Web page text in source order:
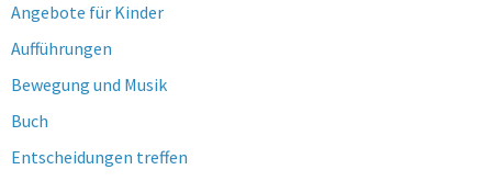
Angebote für Kinder
Aufführungen
Bewegung und Musik
Buch
Entscheidungen treffen